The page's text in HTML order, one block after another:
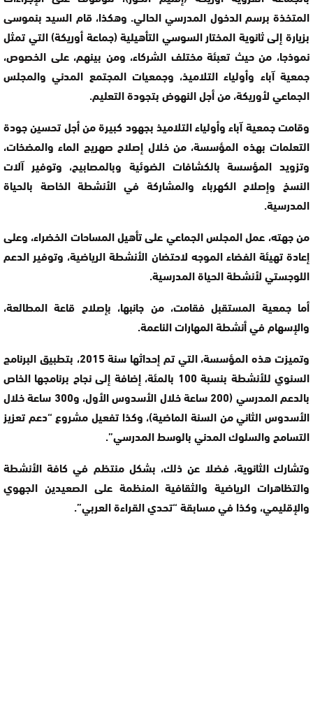
المتخذة برسم الدخول المدرسي الحالي. وهكذا، قام السيد بنموسى
بزيارة إلى ثانوية المختار السوسي التأهيلية (جماعة أوريكة) التي تمثل
نموذجا، من حيث تعبئة مختلف الشركاء، ومن بينهم، على الخصوص،
جمعية آباء وأولياء التلاميذ، وجمعيات المجتمع المدني والمجلس
الجماعي لأوريكة، من أجل النهوض بتجودة التعليم.
وقامت جمعية آباء وأولياء التلاميذ بجهود كبيرة من أجل تحسين جودة
التعلمات بهذه المؤسسة، من خلال إصلاح صهريج الماء والمضخات،
وتزويد المؤسسة بالكشافات الضوئية وبالمصابيح، وتوفير آلات
النسخ وإصلاح الكهرباء والمشاركة في الأنشطة الخاصة بالحياة
المدرسية.
من جهته، عمل المجلس الجماعي على تأهيل المساحات الخضراء، وعلى
إعادة تهيئة الفضاء الموجه لاحتضان الأنشطة الرياضية، وتوفير الدعم
اللوجستي لأنشطة الحياة المدرسية.
أما جمعية المستقبل فقامت، من جانبها، بإصلاح قاعة المطالعة،
والإسهام في أنشطة المهارات الناعمة.
وتميزت هذه المؤسسة، التي تم إحداثها سنة 2015، بتطبيق البرنامج
السنوي للأنشطة بنسبة 100 بالمئة، إضافة إلى نجاح برنامجها الخاص
بالدعم المدرسي (200 ساعة خلال الأسدوس الأول، و300 ساعة خلال
الأسدوس الثاني من السنة الماضية)، وكذا تفعيل مشروع “دعم تعزيز
التسامح والسلوك المدني بالوسط المدرسي”.
وتشارك الثانوية، فضلا عن ذلك، بشكل منتظم في كافة الأنشطة
والتظاهرات الرياضية والثقافية المنظمة على الصعيدين الجهوي
والإقليمي، وكذا في مسابقة “تحدي القراءة العربي”.